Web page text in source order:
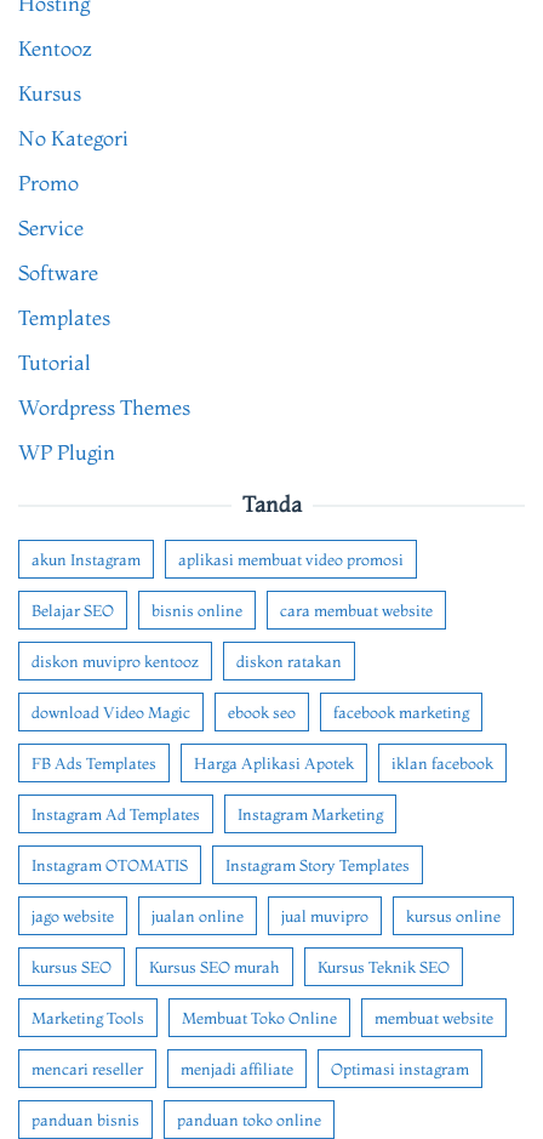
Kentooz
Kursus
No Kategori
Promo
Service
Software
Templates
Tutorial
Wordpress Themes
WP Plugin
Tanda
akun Instagram aplikasi membuat video promosi
Belajar SEO bisnis online cara membuat website
diskon muvipro kentooz diskon ratakan
download Video Magic ebook seo facebook marketing
FB Ads Templates Harga Aplikasi Apotek iklan facebook
Instagram Ad Templates Instagram Marketing
Instagram OTOMATIS Instagram Story Templates
jago website jualan online jual muvipro kursus online
kursus SEO Kursus SEO murah Kursus Teknik SEO
Marketing Tools Membuat Toko Online membuat website
mencari reseller menjadi affiliate Optimasi instagram
panduan bisnis panduan toko online